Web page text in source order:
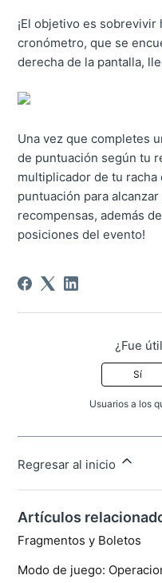
¡El objetivo es
cronómetro, que se
derecha de la pantalla,
Una vez que completes
de puntuación según tu
multiplicador de tu racha
puntuación para
recompensas, además
posiciones del evento!
¿Fue
Sí
Usuarios a los
Regresar al inicio
Artículos
Fragmentos y Boletos
Modo de juego: